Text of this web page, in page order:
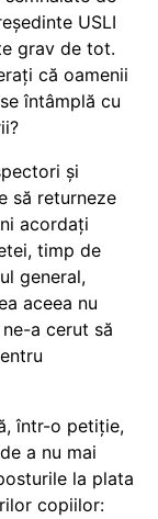
USLI
grav de tot.
că oamenii
întâmplă cu
și
să returneze
acordați
timp de
general,
aceea nu
a cerut să
într-o petiție,
a nu mai
la plata
copiilor: